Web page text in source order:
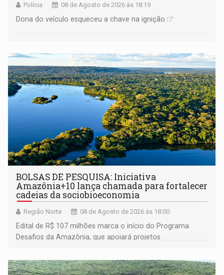
Polícia 08 de Agosto de 2026 às 18:19
Dona do veículo esqueceu a chave na ignição
BOLSAS DE PESQUISA: Iniciativa
Amazônia+10 lança chamada para fortalecer
cadeias da sociobioeconomia
Região Norte 08 de Agosto de 2026 às 18:00
Edital de R$ 107 milhões marca o início do Programa
Desafios da Amazônia, que apoiará projetos
submissão de pré-propostas poderá ser feita até 1º de
setembro